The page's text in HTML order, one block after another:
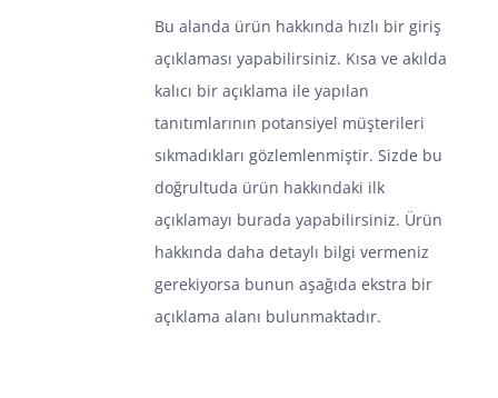
Bu alanda ürün hakkında hızlı bir giriş
açıklaması yapabilirsiniz. Kısa ve akılda
kalıcı bir açıklama ile yapılan
tanıtımlarının potansiyel müşterileri
sıkmadıkları gözlemlenmiştir. Sizde bu
doğrultuda ürün hakkındaki ilk
açıklamayı burada yapabilirsiniz. Ürün
hakkında daha detaylı bilgi vermeniz
gerekiyorsa bunun aşağıda ekstra bir
açıklama alanı bulunmaktadır.